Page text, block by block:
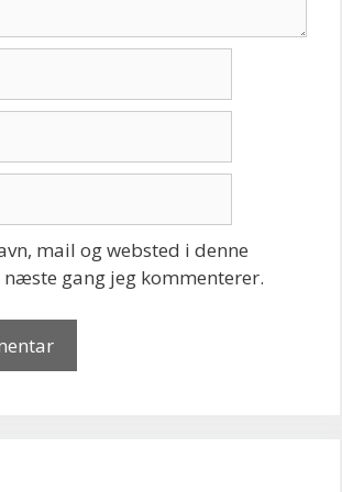
mail og websted i denne
gang jeg kommenterer.